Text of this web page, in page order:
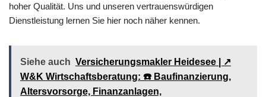
hoher Qualität. Uns und unseren vertrauenswürdigen
Dienstleistung lernen Sie hier noch näher kennen.
Siehe auch Versicherungsmakler Heidesee | ↗️
W&K Wirtschaftsberatung: ☎️ Baufinanzierung,
Altersvorsorge, Finanzanlagen,